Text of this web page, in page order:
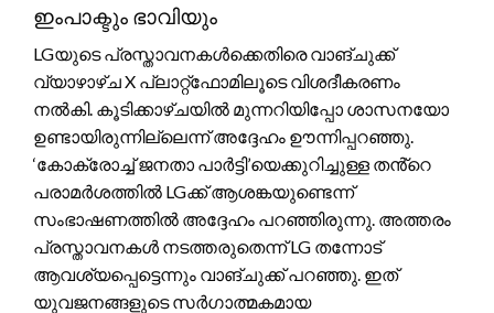
ഇംപാക്ടും ഭാവിയും
LGയുടെ പ്രസ്താവനകൾക്കെതിരെ വാങ്ചുക്ക്
വ്യാഴാഴ്ച X പ്ലാറ്റ്‌ഫോമിലൂടെ വിശദീകരണം
നൽകി. കൂടിക്കാഴ്ചയിൽ മുന്നറിയിപ്പോ ശാസനയോ
ഉണ്ടായിരുന്നില്ലെന്ന് അദ്ദേഹം ഊന്നിപ്പറഞ്ഞു.
‘കോക്രോച്ച് ജനതാ പാർട്ടി’യെക്കുറിച്ചുള്ള തൻ്റെ
പരാമർശത്തിൽ LGക്ക് ആശങ്കയുണ്ടെന്ന്
സംഭാഷണത്തിൽ അദ്ദേഹം പറഞ്ഞിരുന്നു. അത്തരം
പ്രസ്താവനകൾ നടത്തരുതെന്ന് LG തന്നോട്
ആവശ്യപ്പെട്ടെന്നും വാങ്ചുക്ക് പറഞ്ഞു. ഇത്
യുവജനങ്ങളുടെ സർഗാത്മകമായ